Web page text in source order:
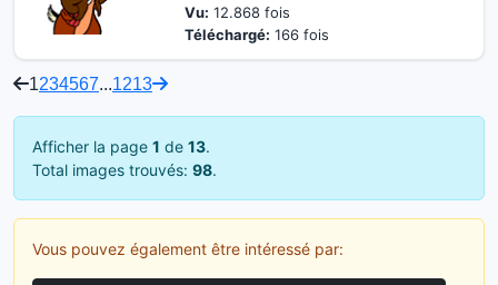
Vu: 12.868 fois
Téléchargé: 166 fois
1234567...1213
Afficher la page 1 de 13.
Total images trouvés: 98.
Vous pouvez également être intéressé par: